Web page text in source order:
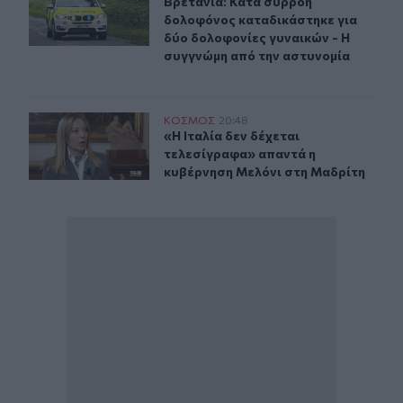
δολοφόνος καταδικάστηκε για
δύο δολοφονίες γυναικών - Η
συγγνώμη από την αστυνομία
«Η Ιταλία δεν δέχεται τελεσίγραφα» απαντά η
ΚΟΣΜΟΣ 20:48
«Η Ιταλία δεν δέχεται
«Η Ιταλία δεν δέχεται
τελεσίγραφα» απαντά η
κυβέρνηση Μελόνι στη Μαδρίτη